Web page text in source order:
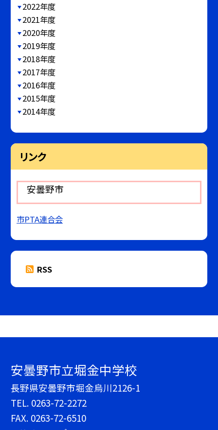
2022年度
2021年度
2020年度
2019年度
2018年度
2017年度
2016年度
2015年度
2014年度
リンク
安曇野市
市PTA連合会
RSS
安曇野市立堀金中学校
長野県安曇野市堀金烏川2126-1
TEL. 0263-72-2272
FAX. 0263-72-6510